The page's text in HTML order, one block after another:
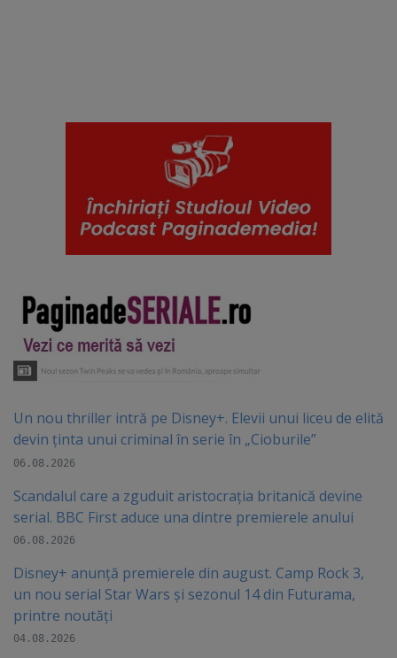
Un nou thriller intră pe Disney+. Elevii unui liceu de elită
devin ținta unui criminal în serie în „Cioburile”
06.08.2026
Scandalul care a zguduit aristocrația britanică devine
serial. BBC First aduce una dintre premierele anului
06.08.2026
Disney+ anunță premierele din august. Camp Rock 3,
un nou serial Star Wars și sezonul 14 din Futurama,
printre noutăți
04.08.2026